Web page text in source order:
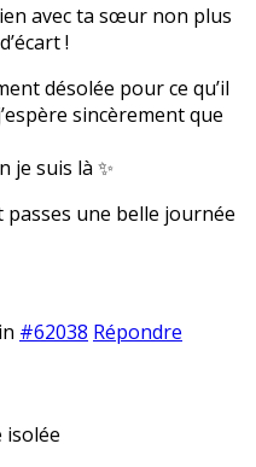
avec ta sœur non plus
!
désolée pour ce qu’il
sincèrement que
je suis là ✨
une belle journée
#62038 Répondre
isolée